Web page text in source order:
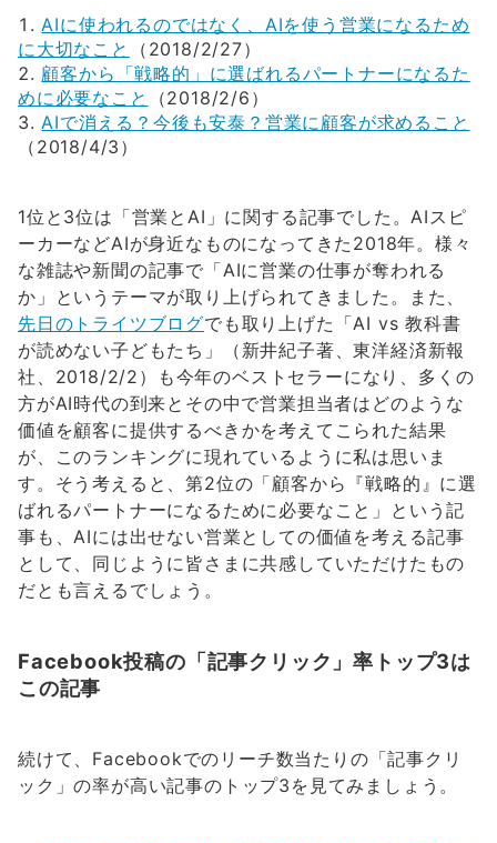
AIに使われるのではなく、AIを使う営業になるため
に大切なこと
（2018/2/27）
顧客から「戦略的」に選ばれるパートナーになるた
めに必要なこと
（2018/2/6）
AIで消える？今後も安泰？営業に顧客が求めること
（2018/4/3）
1位と3位は「営業とAI」に関する記事でした。AIスピ
ーカーなどAIが身近なものになってきた2018年。様々
な雑誌や新聞の記事で「AIに営業の仕事が奪われる
か」というテーマが取り上げられてきました。また、
先日のトライツブログでも取り上げた「AI vs 教科書
が読めない子どもたち」（新井紀子著、東洋経済新報
社、2018/2/2）も今年のベストセラーになり、多くの
方がAI時代の到来とその中で営業担当者はどのような
価値を顧客に提供するべきかを考えてこられた結果
が、このランキングに現れているように私は思いま
す。そう考えると、第2位の「顧客から『戦略的』に選
ばれるパートナーになるために必要なこと」という記
事も、AIには出せない営業としての価値を考える記事
として、同じように皆さまに共感していただけたもの
だとも言えるでしょう。
Facebook投稿の「記事クリック」率トップ3は
この記事
続けて、Facebookでのリーチ数当たりの「記事クリ
ック」の率が高い記事のトップ3を見てみましょう。